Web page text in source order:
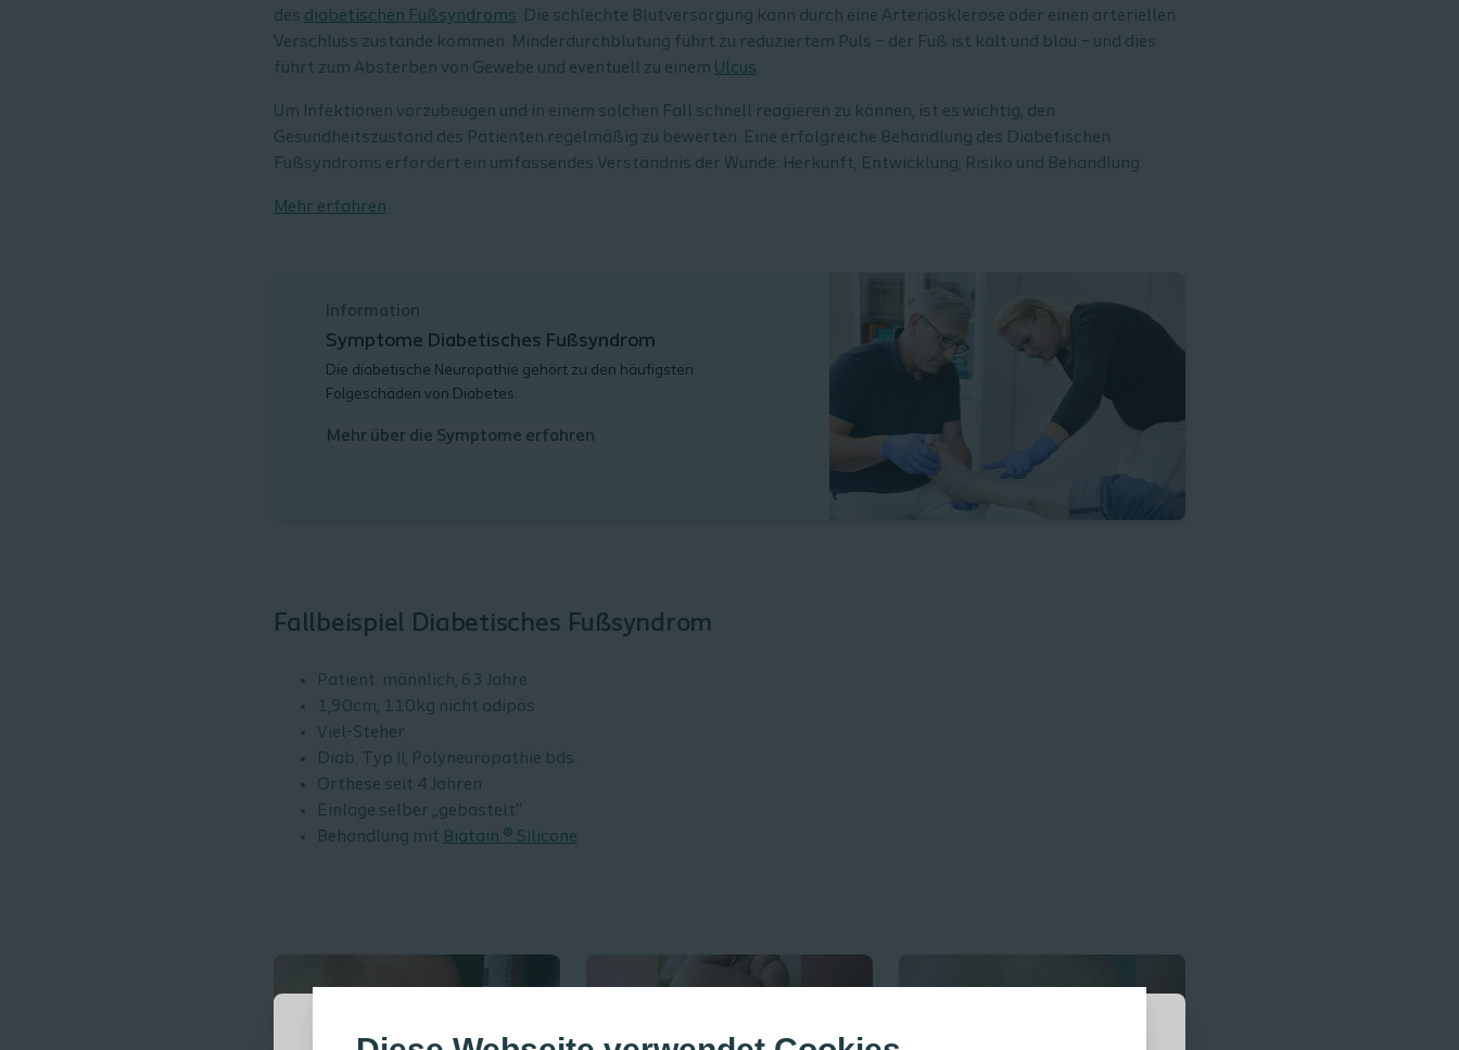
des diabetischen Fußsyndroms. Die schlechte Blutversorgung kann durch eine Arteriosklerose oder einen arteriellen
Verschluss zustande kommen. Minderdurchblutung führt zu reduziertem Puls – der Fuß ist kalt und blau – und dies
führt zum Absterben von Gewebe und eventuell zu einem Ulcus.
Um Infektionen vorzubeugen und in einem solchen Fall schnell reagieren zu können, ist es wichtig, den
Gesundheitszustand des Patienten regelmäßig zu bewerten. Eine erfolgreiche Behandlung des Diabetischen
Fußsyndroms erfordert ein umfassendes Verständnis der Wunde: Herkunft, Entwicklung, Risiko und Behandlung.
Mehr erfahren
Information
Symptome Diabetisches Fußsyndrom
Die diabetische Neuropathie gehört zu den häufigsten
Folgeschäden von Diabetes.
Mehr über die Symptome erfahren
Fallbeispiel Diabetisches Fußsyndrom
Patient: männlich, 63 Jahre
1,90cm, 110kg nicht adipös
Viel-Steher
Diab. Typ II, Polyneuropathie bds.
Orthese seit 4 Jahren
Einlage selber „gebastelt“
Behandlung mit Biatain ® Silicone